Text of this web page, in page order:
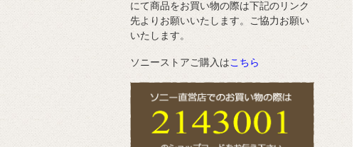
にて商品をお買い物の際は下記のリンク
先よりお願いいたします。ご協力お願い
いたします。
ソニーストアご購入はこちら